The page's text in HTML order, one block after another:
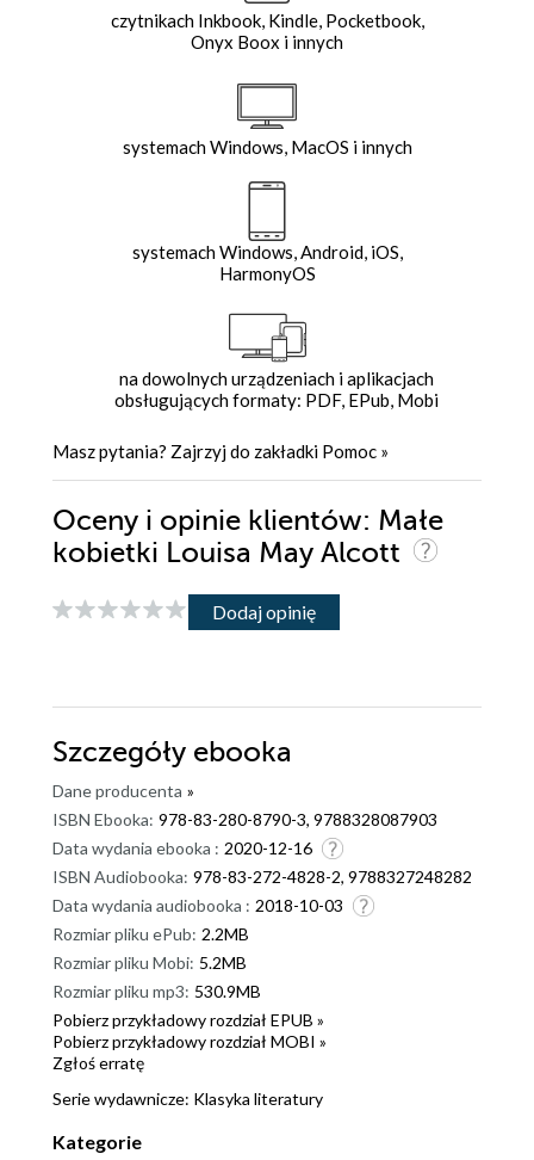
czytnikach Inkbook, Kindle, Pocketbook,
Onyx Boox i innych
systemach Windows, MacOS i innych
systemach Windows, Android, iOS,
HarmonyOS
na dowolnych urządzeniach i aplikacjach
obsługujących formaty: PDF, EPub, Mobi
Masz pytania? Zajrzyj do zakładki Pomoc »
Oceny i opinie klientów: Małe
kobietki Louisa May Alcott
Dodaj opinię
Szczegóły ebooka
Dane producenta »
ISBN Ebooka: 978-83-280-8790-3, 9788328087903
Data wydania ebooka : 2020-12-16
ISBN Audiobooka: 978-83-272-4828-2, 9788327248282
Data wydania audiobooka : 2018-10-03
Rozmiar pliku ePub: 2.2MB
Rozmiar pliku Mobi: 5.2MB
Rozmiar pliku mp3: 530.9MB
Pobierz przykładowy rozdział EPUB »
Pobierz przykładowy rozdział MOBI »
Zgłoś erratę
Serie wydawnicze: Klasyka literatury
Kategorie